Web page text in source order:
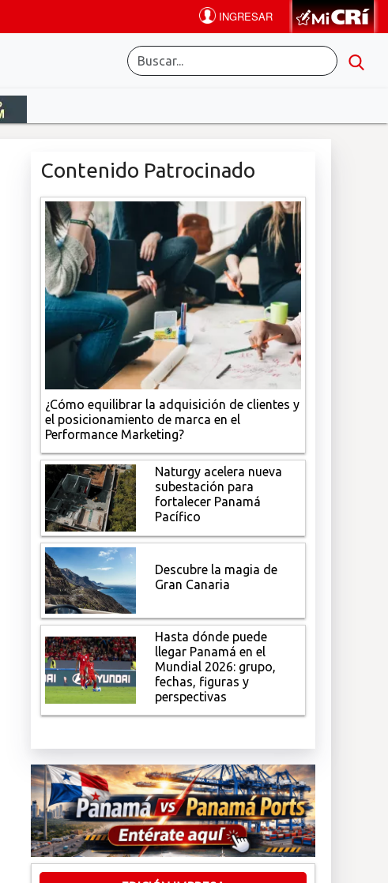
Contenido Patrocinado
¿Cómo equilibrar la adquisición de clientes y
el posicionamiento de marca en el
Performance Marketing?
Naturgy acelera nueva
subestación para
fortalecer Panamá
Pacífico
Descubre la magia de
Gran Canaria
Hasta dónde puede
llegar Panamá en el
Mundial 2026: grupo,
fechas, figuras y
perspectivas